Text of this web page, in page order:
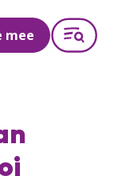
mee